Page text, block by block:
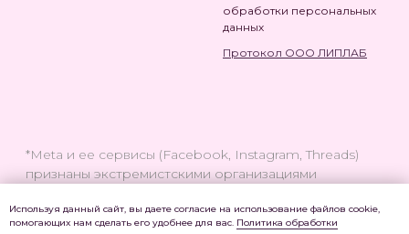
Используя данный сайт, вы даете согласие на использование файлов cookie,
помогающих нам сделать его удобнее для вас. Политика обработки
обработки персональных
данных
Протокол ООО ЛИПЛАБ